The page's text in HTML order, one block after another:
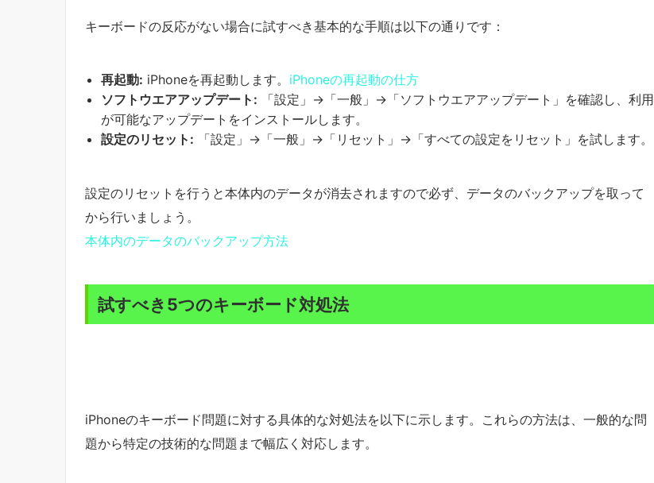
キーボードの反応がない場合に試すべき基本的な手順は以下の通りです：
再起動: iPhoneを再起動します。 iPhoneの再起動の仕方
ソフトウエアアップデート: 「設定」→「一般」→「ソフトウエアアップデート」を確認し、利用
が可能なアップデートをインストールします。
設定のリセット: 「設定」→「一般」→「リセット」→「すべての設定をリセット」を試します。
設定のリセットを行うと本体内のデータが消去されますので必ず、データのバックアップを取って
から行いましょう。
本体内のデータのバックアップ方法
試すべき5つのキーボード対処法
iPhoneのキーボード問題に対する具体的な対処法を以下に示します。これらの方法は、一般的な問
題から特定の技術的な問題まで幅広く対応します。